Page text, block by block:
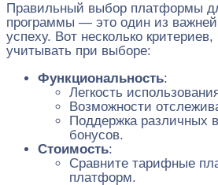
Правильный выбор платформы
программы — это один из
успеху. Вот несколько
учитывать при выборе:
Функциональность:
Легкость
Возможности
Поддержка различных
бонусов.
Стоимость:
Сравните тарифные
платформ.